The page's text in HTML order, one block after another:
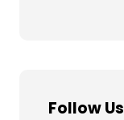
Follow Us